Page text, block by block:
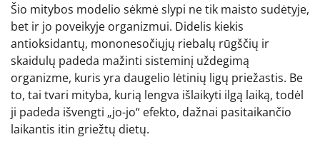
Šio mitybos modelio sėkmė slypi ne tik maisto sudėtyje,
bet ir jo poveikyje organizmui. Didelis kiekis
antioksidantų, mononesočiųjų riebalų rūgščių ir
skaidulų padeda mažinti sisteminį uždegimą
organizme, kuris yra daugelio lėtinių ligų priežastis. Be
to, tai tvari mityba, kurią lengva išlaikyti ilgą laiką, todėl
ji padeda išvengti „jo-jo“ efekto, dažnai pasitaikančio
laikantis itin griežtų dietų.